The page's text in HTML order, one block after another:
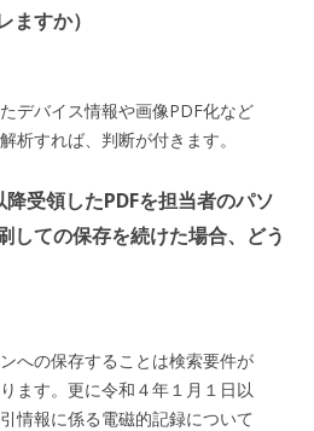
ますか）
デバイス情報や画像PDF化など
析すれば、判断が付きます。
受領したPDFを担当者のパソ
しての保存を続けた場合、どう
への保存することは検索要件が
ます。更に令和４年１月１日以
情報に係る電磁的記録について